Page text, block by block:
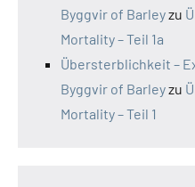
Byggvir of Barleyzu
Mortality – Teil 1a
Übersterblichkeit –
Byggvir of Barleyzu
Mortality – Teil 1